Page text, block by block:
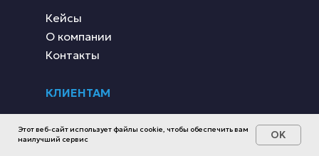
Этот веб-сайт использует файлы cookie, чтобы обеспечить вам
наилучший сервис
OK
КЛИЕНТАМ
Контакты
О компании
Кейсы
Доставка и оплата